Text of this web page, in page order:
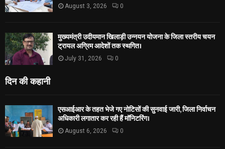
August 3, 2026 0
मुख्यमंत्री उदीयमान खिलाड़ी उन्नयन योजना के जिला स्तरीय चयन
ट्रायल अग्रिम आदेशों तक स्थगित।
July 31, 2026 0
दिन की कहानी
एसआईआर के तहत भेजे गए नोटिसों की सुनवाई जारी, जिला निर्वाचन
अधिकारी लगातार कर रही हैं मॉनिटरिंग।
August 6, 2026 0